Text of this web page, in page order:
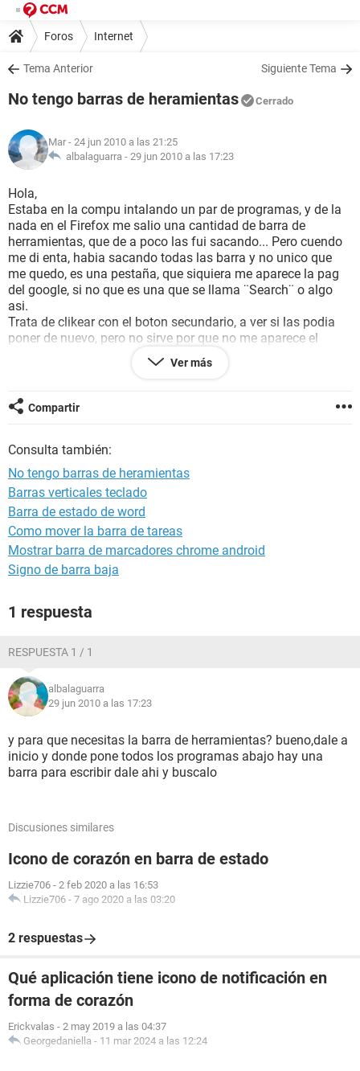
Foros Internet
Tema Anterior Siguiente Tema
No tengo barras de heramientas Cerrado
Mar - 24 jun 2010 a las 21:25
albalaguarra - 29 jun 2010 a las 17:23
Hola,
Estaba en la compu intalando un par de programas, y de la
nada en el Firefox me salio una cantidad de barra de
herramientas, que de a poco las fui sacando... Pero cuendo
me di enta, habia sacando todas las barra y no unico que
me quedo, es una pestaña, que siquiera me aparece la pag
del google, si no que es una que se llama ¨Search¨ o algo
asi.
Trata de clikear con el boton secundario, a ver si las podia
poner de nuevo, pero no sirve por que no me aparece el
menu de barras. solo me aparece: ¨pestaña nueva¨
¨recargar pestaña¨ y ¨añadir esta pestaña a marcadores¨
Ver más
Compartir
Consulta también:
No tengo barras de heramientas
Barras verticales teclado
Barra de estado de word
Como mover la barra de tareas
Mostrar barra de marcadores chrome android
Signo de barra baja
1 respuesta
RESPUESTA 1 / 1
albalaguarra
29 jun 2010 a las 17:23
y para que necesitas la barra de herramientas? bueno,dale a
inicio y donde pone todos los programas abajo hay una
barra para escribir dale ahi y buscalo
Discusiones similares
Icono de corazón en barra de estado
Lizzie706 - 2 feb 2020 a las 16:53
Lizzie706 - 7 ago 2020 a las 03:20
2 respuestas
Qué aplicación tiene icono de notificación en
forma de corazón
Erickvalas - 2 may 2019 a las 04:37
Georgedaniella - 11 mar 2024 a las 12:24